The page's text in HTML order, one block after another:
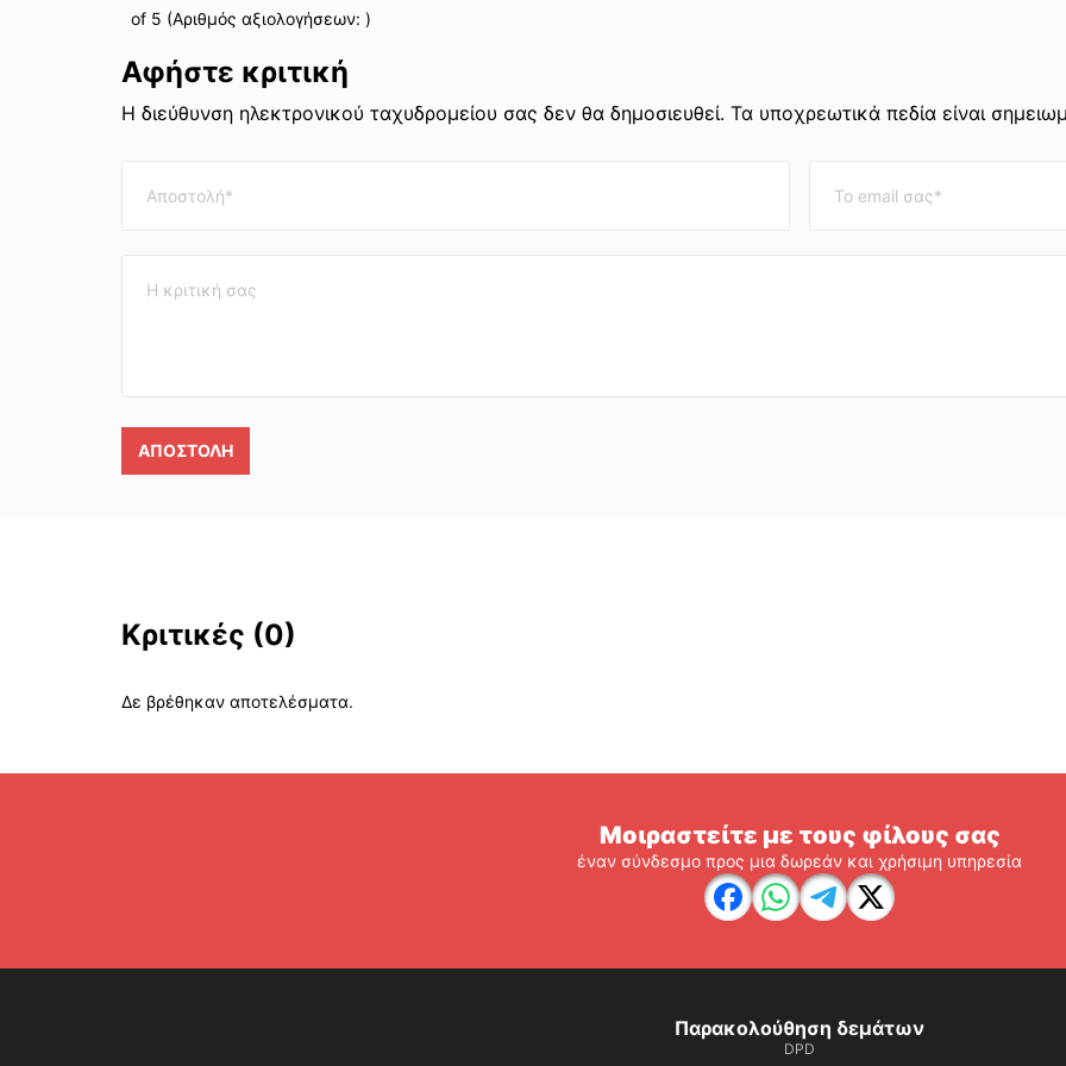
of 5 (Αριθμός αξιολογήσεων: )
Αφήστε κριτική
Η διεύθυνση ηλεκτρονικού ταχυδρομείου σας δεν θα δημοσιευθεί. Τα υποχρεωτικά πεδία είναι
ΑΠΟΣΤΟΛΉ
Κριτικές (0)
Δε βρέθηκαν αποτελέσματα.
Μοιραστείτε με τους φίλους σας
έναν σύνδεσμο προς μια δωρεάν και χρήσιμη υπηρεσία
Παρακολούθηση δεμάτων
DPD